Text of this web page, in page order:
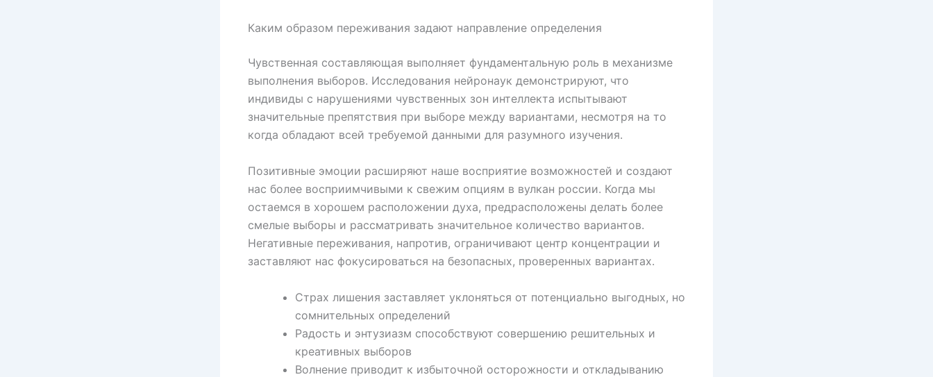
Каким образом переживания задают направление определения
Чувственная составляющая выполняет фундаментальную роль в механизме
выполнения выборов. Исследования нейронаук демонстрируют, что
индивиды с нарушениями чувственных зон интеллекта испытывают
значительные препятствия при выборе между вариантами, несмотря на то
когда обладают всей требуемой данными для разумного изучения.
Позитивные эмоции расширяют наше восприятие возможностей и создают
нас более восприимчивыми к свежим опциям в вулкан россии. Когда мы
остаемся в хорошем расположении духа, предрасположены делать более
смелые выборы и рассматривать значительное количество вариантов.
Негативные переживания, напротив, ограничивают центр концентрации и
заставляют нас фокусироваться на безопасных, проверенных вариантах.
Страх лишения заставляет уклоняться от потенциально выгодных, но
сомнительных определений
Радость и энтузиазм способствуют совершению решительных и
креативных выборов
Волнение приводит к избыточной осторожности и откладыванию